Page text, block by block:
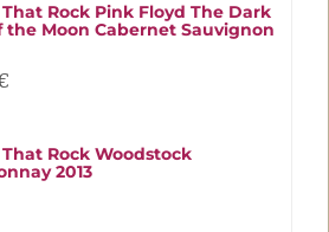
Rock Pink Floyd The Dark
the Moon Cabernet Sauvignon
Rock Woodstock
2013